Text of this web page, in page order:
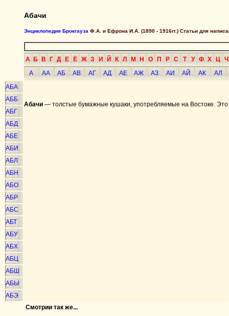
Абачи
Энциклопедия Брокгауза Ф.А. и Ефрона И.А. (1890 - 1916гг.) Статьи для
А Б В Г Д Е Ё Ж З И Й К Л М Н О П Р С Т У Ф Х Ц Ч
А
АА АБ АВ АГ АД АЕ АЖ АЗ АИ АЙ АК
АЛ
АБА
АББ
АБГ
АБД
АБЕ
АБИ
АБЛ
АБН
АБО
АБР
АБС
АБТ
АБУ
АБХ
АБЦ
АБШ
АБЫ
АБЭ
Абачи — толстые бумажные кушаки, употребляемые на Востоке.
Смотрии так же...